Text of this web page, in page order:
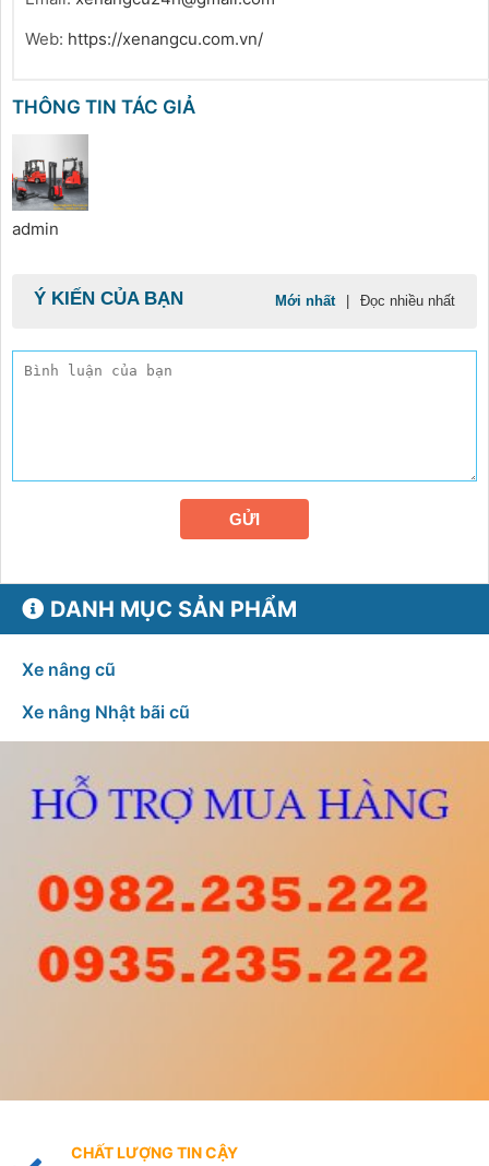
Web: https://xenangcu.com.vn/
THÔNG TIN TÁC GIẢ
admin
Ý KIẾN CỦA BẠN Mới nhất Đọc nhiều nhất
GỬI
DANH MỤC SẢN PHẨM
Xe nâng cũ
Xe nâng Nhật bãi cũ
CHẤT LƯỢNG TIN CẬY